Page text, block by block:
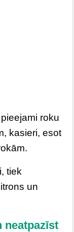
roku
kasieri, esot
tiek
un
neatpazīst